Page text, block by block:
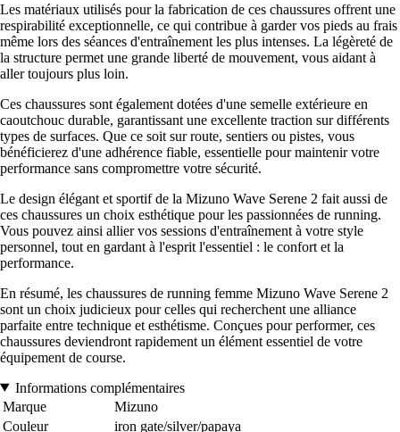
Les matériaux utilisés pour la fabrication de ces chaussures offrent une
respirabilité exceptionnelle, ce qui contribue à garder vos pieds au frais
même lors des séances d'entraînement les plus intenses. La légèreté de
la structure permet une grande liberté de mouvement, vous aidant à
aller toujours plus loin.
Ces chaussures sont également dotées d'une semelle extérieure en
caoutchouc durable, garantissant une excellente traction sur différents
types de surfaces. Que ce soit sur route, sentiers ou pistes, vous
bénéficierez d'une adhérence fiable, essentielle pour maintenir votre
performance sans compromettre votre sécurité.
Le design élégant et sportif de la Mizuno Wave Serene 2 fait aussi de
ces chaussures un choix esthétique pour les passionnées de running.
Vous pouvez ainsi allier vos sessions d'entraînement à votre style
personnel, tout en gardant à l'esprit l'essentiel : le confort et la
performance.
En résumé, les chaussures de running femme Mizuno Wave Serene 2
sont un choix judicieux pour celles qui recherchent une alliance
parfaite entre technique et esthétisme. Conçues pour performer, ces
chaussures deviendront rapidement un élément essentiel de votre
équipement de course.
Informations complémentaires
Marque
Mizuno
Couleur
iron gate/silver/papaya